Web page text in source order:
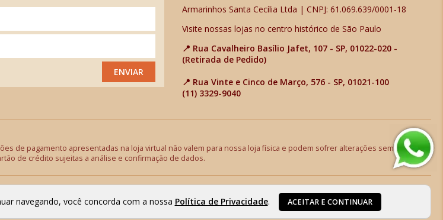
ENVIAR
Armarinhos Santa Cecília Ltda | CNPJ: 61.069.639/0001-18
Visite nossas lojas no centro histórico de São Paulo
📍 Rua Cavalheiro Basílio Jafet, 107 - SP, 01022-020 -
(Retirada de Pedido)
📍 Rua Vinte e Cinco de Março, 576 - SP, 01021-100
(11) 3329-9040
de pagamento apresentadas na loja virtual não valem para nossa loja física e podem sofrer alterações sem aviso
de crédito sujeitas a análise e confirmação de dados.
navegando, você concorda com a nossa Política de Privacidade. ACEITAR E CONTINUAR